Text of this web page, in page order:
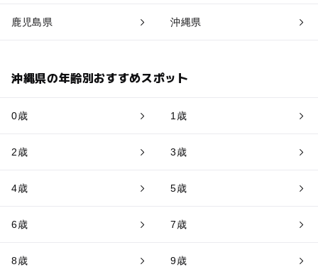
鹿児島県 沖縄県
沖縄県の年齢別おすすめスポット
0歳 1歳
2歳 3歳
4歳 5歳
6歳 7歳
8歳 9歳